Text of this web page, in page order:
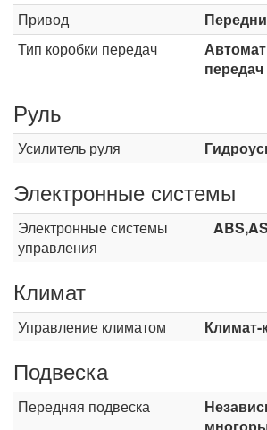
Привод
Тип коробки передач
передач
Руль
Усилитель руля
Электронные системы
Электронные системы
управления
Климат
Управление климатом Климат-
Подвеска
Передняя подвеска